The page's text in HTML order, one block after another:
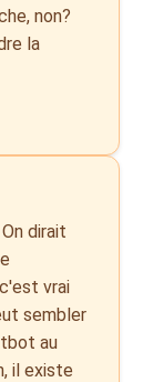
non?
la
dirait
vrai
sembler
au
il existe